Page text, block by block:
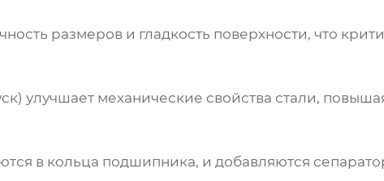
размеров и гладкость поверхности, что
улучшает механические свойства стали,
в кольца подшипника, и добавляются